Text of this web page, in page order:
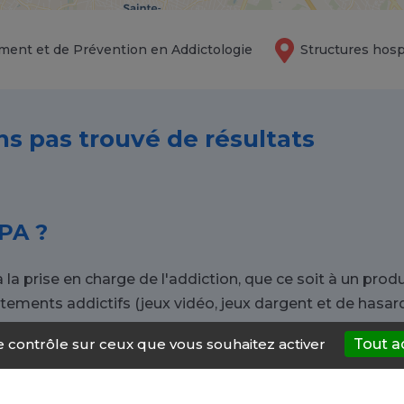
et de Prévention en Addictologie Structures
pas trouvé de résultats
?
la prise en charge de l'addiction, que ce soit à un
addictifs (jeux vidéo, jeux dargent et de
un CSAPA à Saint-Jean-de-
contrôle sur ceux que vous souhaitez activer Tout